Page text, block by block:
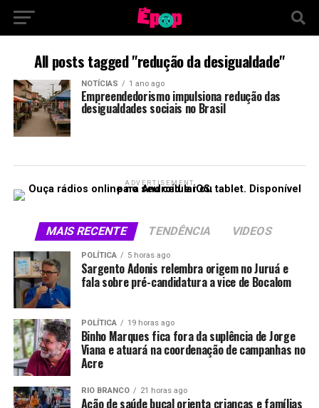
All posts tagged "redução da desigualdade"
NOTÍCIAS 1 ano ago
Empreendedorismo impulsiona redução das
desigualdades sociais no Brasil
ADVERTISEMENT
MAIS RECENTE TENDÊNCIA VIDEOS
POLÍTICA 5 horas ago
Sargento Adonis relembra origem no Juruá e
fala sobre pré-candidatura a vice de Bocalom
POLÍTICA 19 horas ago
Binho Marques fica fora da suplência de Jorge
Viana e atuará na coordenação de campanhas no
Acre
RIO BRANCO 21 horas ago
Ação de saúde bucal orienta crianças e famílias